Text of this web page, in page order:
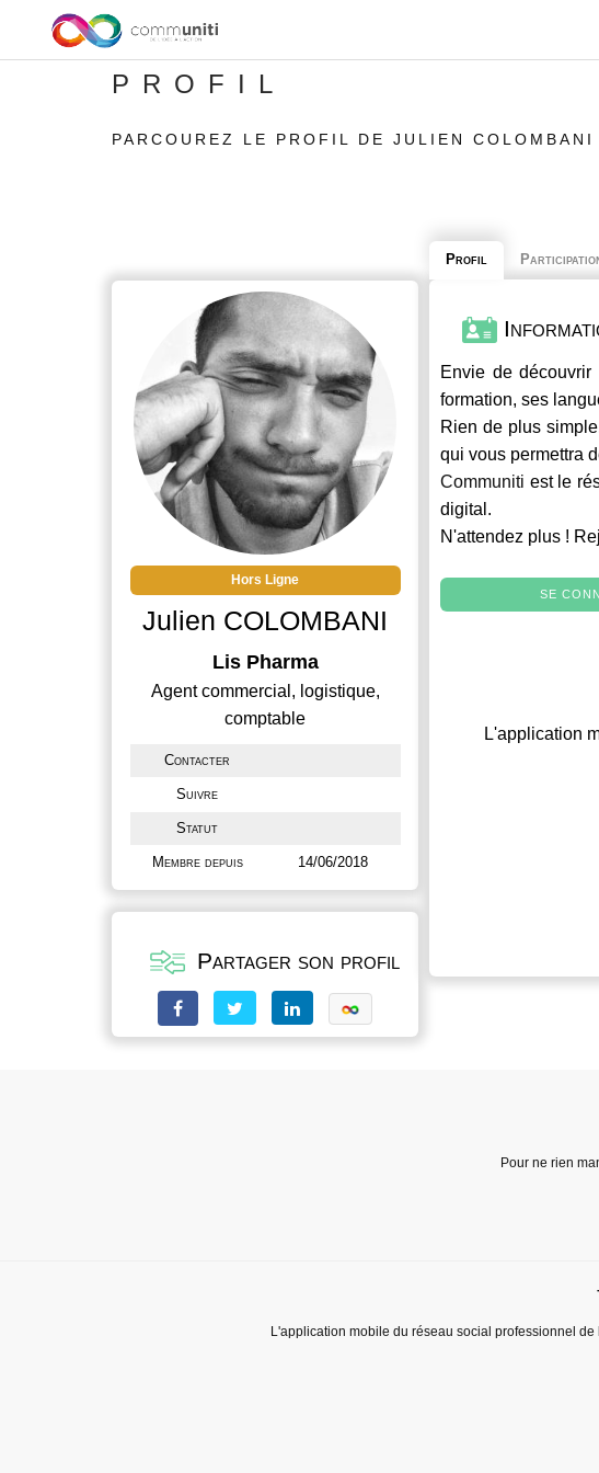
PROFIL
PARCOUREZ LE PROFIL DE JULIEN COLOMBANI
Hors Ligne
Julien COLOMBANI
Lis Pharma
Agent commercial, logistique,
comptable
Contacter
Suivre
Statut
Membre depuis 14/06/2018
Partager son profil
Profil
Envie de découvrir
formation, ses
Rien de plus
qui vous permettra
Communiti est le
digital.
N'attendez plus !
SE
L'application
Pour ne rien
L'application mobile du réseau social professionnel